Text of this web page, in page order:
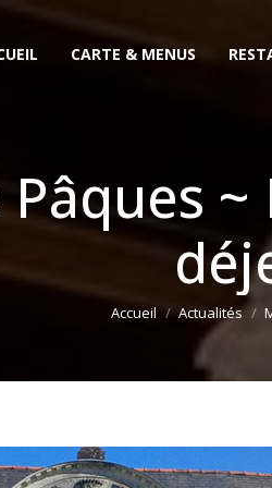
CARTE & MENUS
Vous êtes ici :
Accueil Actualités